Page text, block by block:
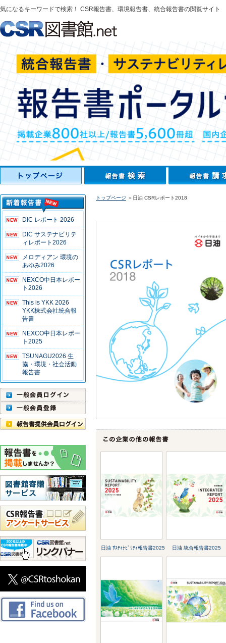
気になるキーワードで検索！ CSR報告書、環境報告書、統合報告書の閲覧サイト
DIC レポート 2026
DIC サステナビリテ
ィレポート2026
メロディアン 環境の
あゆみ2026
NEXCO中日本レポー
ト2026
This is YKK 2026
YKK株式会社統合報
告書
NEXCO中日本レポー
ト2025
TSUNAGU2026 生
協・環境・社会活動
報告書
トップページ ＞日油 CSRレポート2018
日油 ｻｽﾃｨﾅﾋﾞﾘﾃｨ報告書2025 日油 統合報告書2025